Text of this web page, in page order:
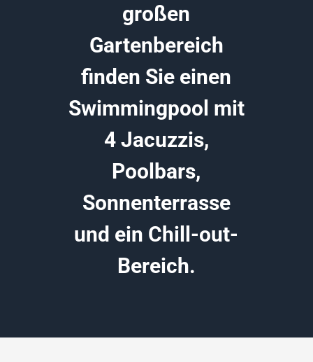
großen
Gartenbereich
finden Sie einen
Swimmingpool mit
4 Jacuzzis,
Poolbars,
Sonnenterrasse
und ein Chill-out-
Bereich.